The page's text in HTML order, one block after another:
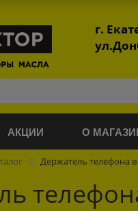
г.
АКЦИИ О
Держатель телефона